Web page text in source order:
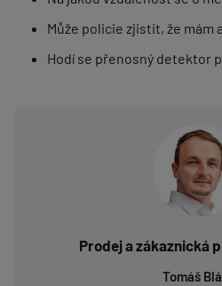
Může policie zjistit, že mám
Hodí se přenosný detektor
Prodej a zákaznická
Tomáš